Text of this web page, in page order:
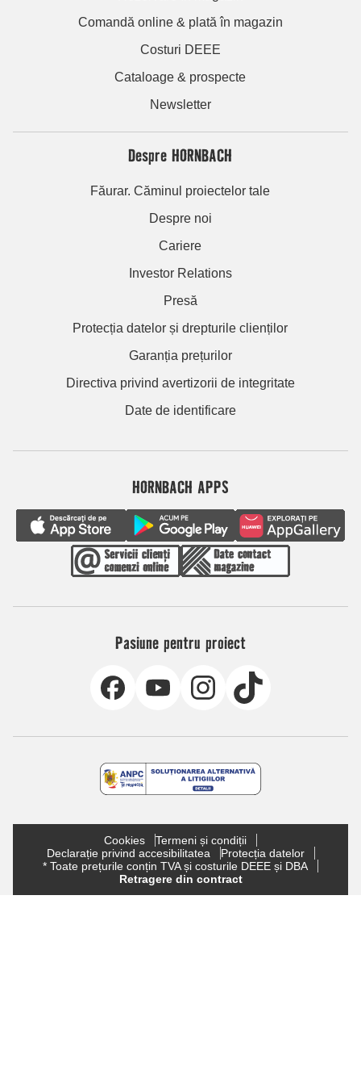
Comandă online & plată în magazin
Costuri DEEE
Cataloage & prospecte
Newsletter
Despre HORNBACH
Făurar. Căminul proiectelor tale
Despre noi
Cariere
Investor Relations
Presă
Protecția datelor și drepturile clienților
Garanția prețurilor
Directiva privind avertizorii de integritate
Date de identificare
HORNBACH APPS
Pasiune pentru proiect
Cookies
Termeni și condiții
Declarație privind accesibilitatea
Protecția datelor
* Toate prețurile conțin TVA și costurile DEEE și DBA
Retragere din contract